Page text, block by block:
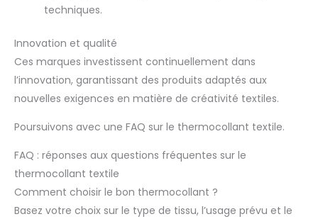
techniques.
Innovation et qualité
Ces marques investissent continuellement dans
l’innovation, garantissant des produits adaptés aux
nouvelles exigences en matière de créativité textiles.
Poursuivons avec une FAQ sur le thermocollant textile.
FAQ : réponses aux questions fréquentes sur le
thermocollant textile
Comment choisir le bon thermocollant ?
Basez votre choix sur le type de tissu, l’usage prévu et le